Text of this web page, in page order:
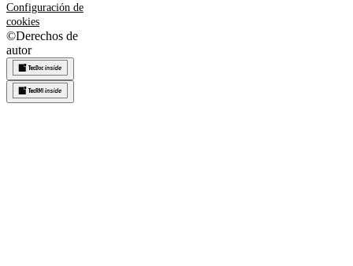
Configuración de
cookies
©Derechos de
autor